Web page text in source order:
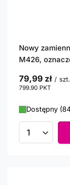
Nowy
M426,
79,99 zł / szt.
799.90 PKT
Dostępny
Ilość